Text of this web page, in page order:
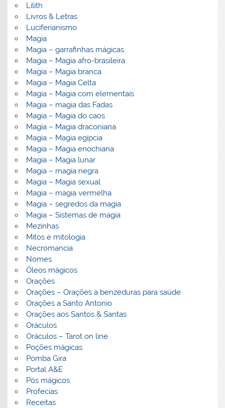
Lilith
Livros & Letras
Luciferianismo
Magia
Magia – garrafinhas mágicas
Magia – Magia afro-brasileira
Magia – Magia branca
Magia – Magia Celta
Magia – Magia com elementais
Magia – magia das Fadas
Magia – Magia do caos
Magia – Magia draconiana
Magia – Magia egípcia
Magia – Magia enochiana
Magia – Magia lunar
Magia – magia negra
Magia – Magia sexual
Magia – magia vermelha
Magia – segredos da magia
Magia – Sistemas de magia
Mezinhas
Mitos e mitologia
Necromancia
Nomes
Óleos mágicos
Orações
Orações – Orações a benzeduras para saúde
Orações a Santo Antonio
Orações aos Santos & Santas
Oráculos
Oráculos – Tarot on line
Poções mágicas
Pomba Gira
Portal A&E
Pós mágicos
Profecias
Receitas